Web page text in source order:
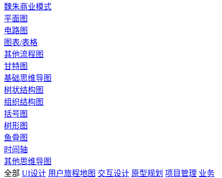
魏朱商业模式
平面图
电路图
图表/表格
其他流程图
甘特图
基础思维导图
树状结构图
组织结构图
括号图
树形图
鱼骨图
时间轴
其他思维导图
全部 UI设计 用户旅程地图 交互设计 原型规划 项目管理 业务